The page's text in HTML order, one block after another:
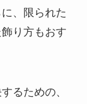
、限られた
り方もおす
るための、